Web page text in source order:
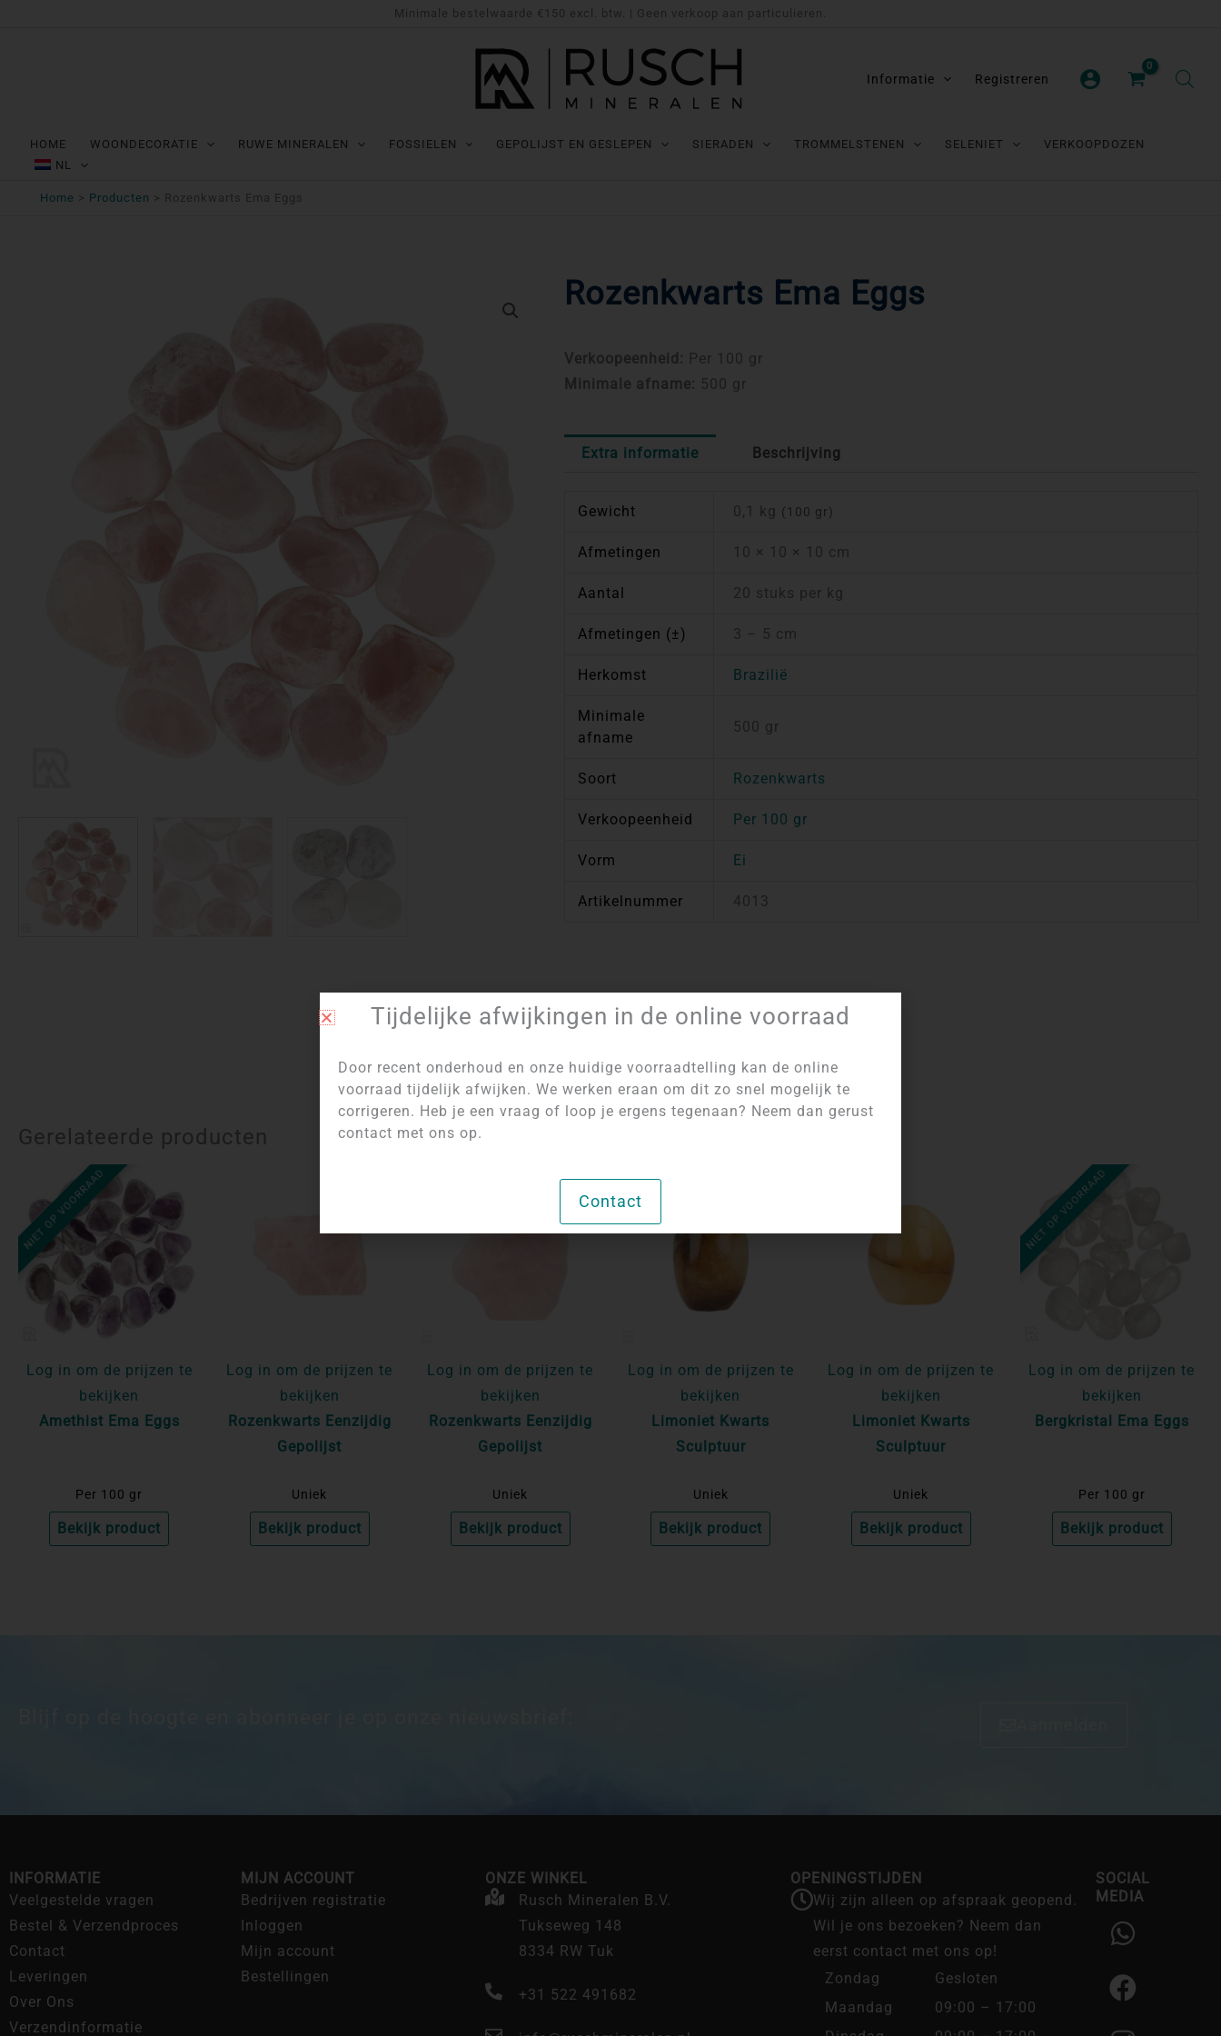
Minimale bestelwaarde €150 excl. btw. | Geen verkoop aan particulieren.
Informatie Registreren
HOME WOONDECORATIE RUWE MINERALEN FOSSIELEN GEPOLIJST EN GESLEPEN SIERADEN TROMMELSTENEN SELENIET
VERKOOPDOZEN
NL
Home Producten Rozenkwarts Ema Eggs
Rozenkwarts Ema Eggs
Verkoopeenheid: Per 100 gr
Minimale afname: 500 gr
Extra informatie Beschrijving
Gewicht 0,1 kg (100 gr)
Afmetingen 10 × 10 × 10 cm
Aantal 20 stuks per kg
Afmetingen (±) 3 – 5 cm
Herkomst Brazilië
Minimale
afname
500 gr
Soort Rozenkwarts
Verkoopeenheid Per 100 gr
Vorm Ei
Artikelnummer 4013
Artikelnummer:4013 Categorie: Gepolijst en Geslepen
Gerelateerde producten
NIET OP VOORRAAD
Log in om de prijzen te
bekijken
Amethist Ema Eggs
Per 100 gr
Bekijk product
Log in om de prijzen te
bekijken
Rozenkwarts Eenzijdig
Gepolijst
Uniek
Bekijk product
Log in om de prijzen te
bekijken
Rozenkwarts Eenzijdig
Gepolijst
Uniek
Bekijk product
Log in om de prijzen te
bekijken
Limoniet Kwarts
Sculptuur
Uniek
Bekijk product
Log in om de prijzen te
bekijken
Limoniet Kwarts
Sculptuur
Uniek
Bekijk product
NIET OP VOORRAAD
Log in om de prijzen te
bekijken
Bergkristal Ema Eggs
Per 100 gr
Bekijk product
INFORMATIE
Veelgestelde vragen
Bestel & Verzendproces
Contact
Leveringen
Over Ons
Verzendinformatie
MIJN ACCOUNT
Bedrijven registratie
Inloggen
Mijn account
Bestellingen
ONZE WINKEL
Rusch Mineralen B.V.
Tukseweg 148
8334 RW Tuk
+31 522 491682
OPENINGSTIJDEN
Wij zijn alleen op afspraak geopend.
Wil je ons bezoeken? Neem dan
eerst contact met ons op!
Zondag
Gesloten
Maandag
09:00 – 17:00
SOCIAL
MEDIA
W
h
a
t
s
F
a
c
e
b
I
n
s
t
a
Tijdelijke afwijkingen in de online voorraad
Door recent onderhoud en onze huidige voorraadtelling kan de online
voorraad tijdelijk afwijken. We werken eraan om dit zo snel mogelijk te
corrigeren. Heb je een vraag of loop je ergens tegenaan? Neem dan gerust
contact met ons op.
Contact